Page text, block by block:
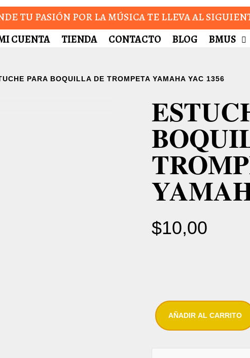
TU PASIÓN POR LA MÚSICA TE LLEVA AL
CUENTA TIENDA CONTACTO BLOG BMUS
PARA BOQUILLA DE TROMPETA YAMAHA YAC 1356
$10,00
AÑADIR AL CARRITO